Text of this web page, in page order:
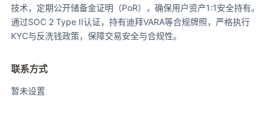
技术，定期公开储备金证明（PoR），确保用户资产1:1安全持有。
通过SOC 2 Type II认证，持有迪拜VARA等合规牌照，严格执行
KYC与反洗钱政策，保障交易安全与合规性。
联系方式
暂未设置